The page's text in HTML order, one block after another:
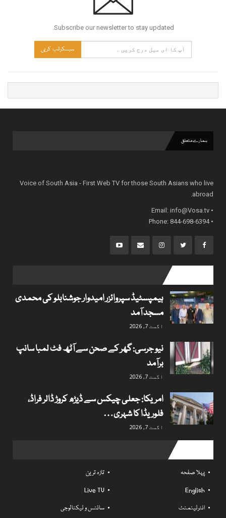
Subscribe our newsletter to stay updated.
سبسکرائب کریں
ہمارے متعلق
Voice of South Asia - First Web TV for those South Asians who live
abroad.
• Email:
info@Vosa.tv
• Phone: 844-698-6394
ہیمپسٹیڈ سپروائزر امیدوار جوشنابلو کی محمدی
مسجد آمد
اگست 7, 2026
نیو جرسی: گھر کے صحن سے آٹھ فٹ لمبا سانپ
برآمد
اگست 7, 2026
امریکا: جعلی چیکس سے ڈیڑھ کروڑ ڈالر فراڈ،
فلوریڈا کا شہری…
اگست 7, 2026
پہلا صفحہ
تازہ ترین
English
Live TV
انٹرٹینمنٹ
سائنس و ٹیکنالوجی